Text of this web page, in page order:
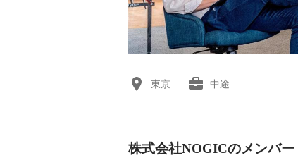
東京 中途
株式会社NOGICのメンバー